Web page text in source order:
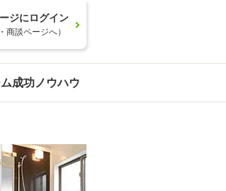
ジにログイン
商談ページへ）
成功ノウハウ